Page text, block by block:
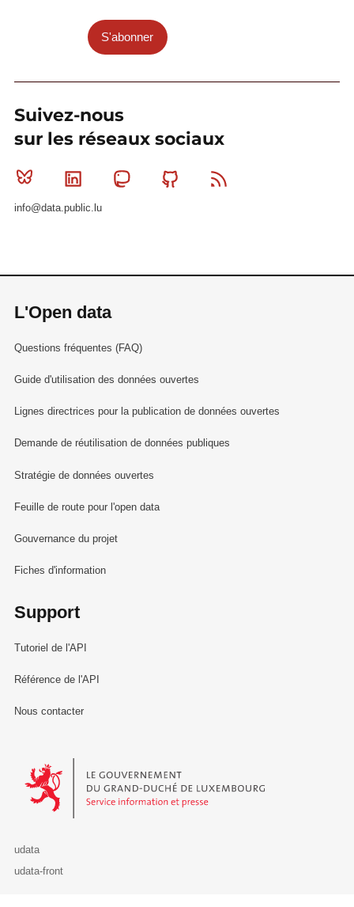
S'abonner
Suivez-nous
sur les réseaux sociaux
Bluesky Linkedin MastodonGithub
info@data.public.lu
L'Open data
Questions fréquentes (FAQ)
Guide d'utilisation des données ouvertes
Lignes directrices pour la publication de données ouvertes
Demande de réutilisation de données publiques
Stratégie de données ouvertes
Feuille de route pour l'open data
Gouvernance du projet
Fiches d'information
Support
Tutoriel de l'API
Référence de l'API
Nous contacter
Le Gouvernement du Grand-Duché de Luxembourg - Service
udata
udata-front